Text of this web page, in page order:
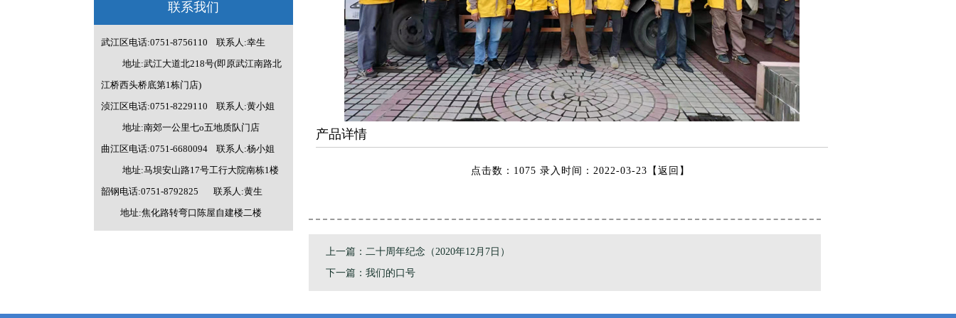
联系我们
武江区电话:0751-8756110 联系人:幸生
地址:武江大道北218号(即原武江南路北
江桥西头桥底第1栋门店)
浈江区电话:0751-8229110 联系人:黄小姐
地址:南郊一公里七o五地质队门店
曲江区电话:0751-6680094 联系人:杨小姐
地址:马坝安山路17号工行大院南栋1楼
韶钢电话:0751-8792825 联系人:黄生
地址:焦化路转弯口陈屋自建楼二楼
产品详情
点击数：1075 录入时间：2022-03-23【 返回 】
上一篇： 二十周年纪念（2020年12月7日）
下一篇： 我们的口号